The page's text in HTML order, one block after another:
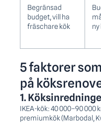
Begränsad
budget, vill ha
fräschare kök
ny
5 faktorer
på
1.
IKEA-kök: 40 000–90 000
premiumkök (Marbodal,